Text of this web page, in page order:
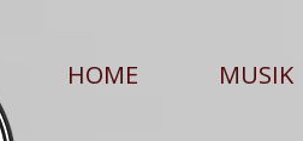
HOME MUSIK